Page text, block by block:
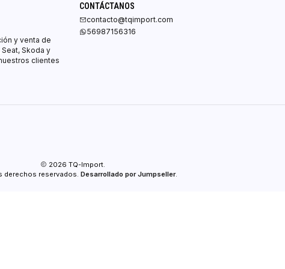
y venta de
Skoda y
clientes
CONTÁCTANOS
contacto@tqimport.com
56987156316
2026 TQ-Import.
derechos reservados. Desarrollado por Jumpseller.